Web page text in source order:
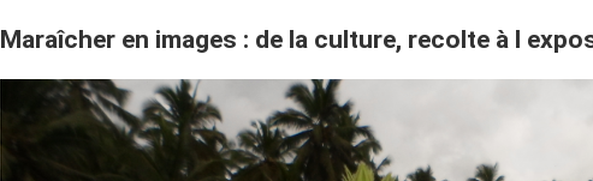
Maraîcher en images : de la culture, recolte à l